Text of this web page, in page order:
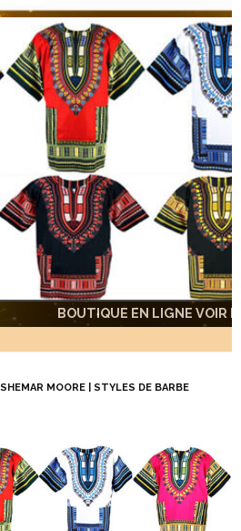
BOUTIQUE EN LIGNE VOIR
BOUTIQUE EN LIGNE VOIR
BOUTIQUE EN LIGNE VOIR
BOUTIQUE EN LIGNE VOIR
BOUTIQUE EN LIGNE VOIR
SHEMAR MOORE | STYLES DE BARBE